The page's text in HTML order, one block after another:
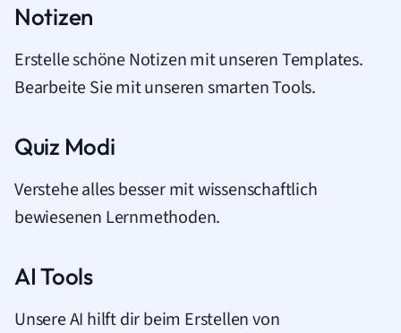
Notizen
Erstelle schöne Notizen mit unseren Templates.
Bearbeite Sie mit unseren smarten Tools.
Quiz Modi
Verstehe alles besser mit wissenschaftlich
bewiesenen Lernmethoden.
AI Tools
Unsere AI hilft dir beim Erstellen von